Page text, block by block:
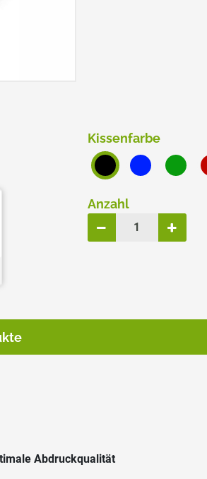
Kissenfarbe
Anzahl
Abdruckqualität